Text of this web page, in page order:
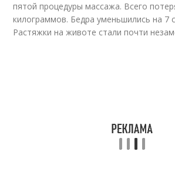
пятой процедуры массажа. Всего
килограммов. Бедра уменьшились на 7
Растяжки на животе стали почти